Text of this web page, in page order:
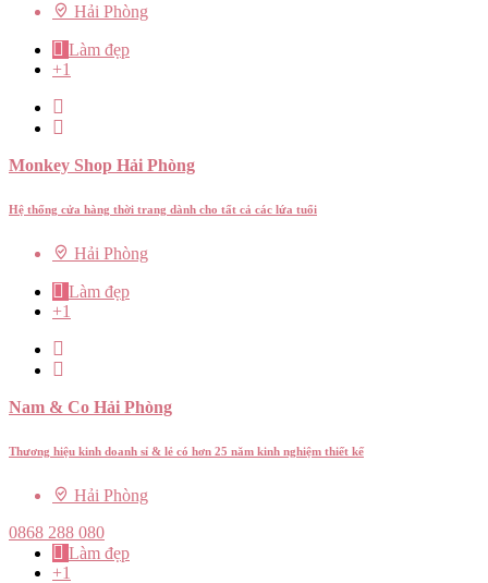
Hải Phòng
Làm đẹp
+1
Monkey Shop Hải Phòng
Hệ thống cửa hàng thời trang dành cho tất cả các lứa tuổi
Hải Phòng
Làm đẹp
+1
Nam & Co Hải Phòng
Thương hiệu kinh doanh sỉ & lẻ có hơn 25 năm kinh nghiệm thiết kế
Hải Phòng
0868 288 080
Làm đẹp
+1